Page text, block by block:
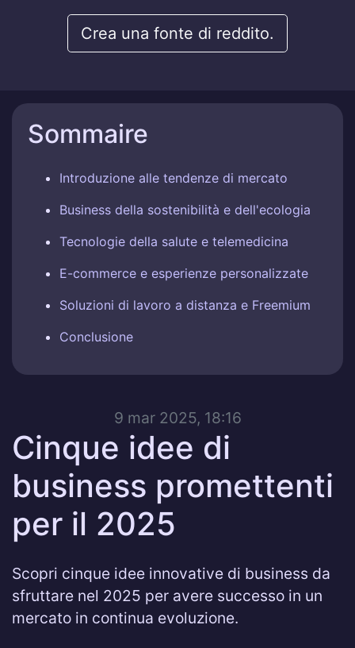
Crea una fonte di reddito.
Sommaire
Introduzione alle tendenze di mercato
Business della sostenibilità e dell'ecologia
Tecnologie della salute e telemedicina
E-commerce e esperienze personalizzate
Soluzioni di lavoro a distanza e Freemium
Conclusione
9 mar 2025, 18:16
Cinque idee di
business promettenti
per il 2025
Scopri cinque idee innovative di business da
sfruttare nel 2025 per avere successo in un
mercato in continua evoluzione.